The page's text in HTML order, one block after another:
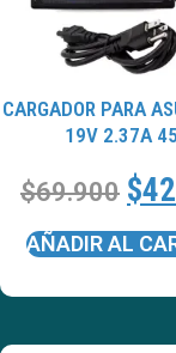
CARGADOR PARA
19V 2.37A
$69.900 $
AÑADIR AL